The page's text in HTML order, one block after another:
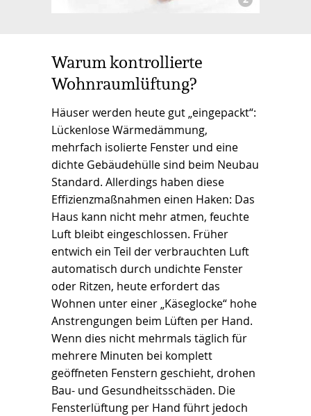
Warum kontrollierte
Wohnraumlüftung?
Häuser werden heute gut „eingepackt“:
Lückenlose Wärmedämmung,
mehrfach isolierte Fenster und eine
dichte Gebäudehülle sind beim Neubau
Standard. Allerdings haben diese
Effizienzmaßnahmen einen Haken: Das
Haus kann nicht mehr atmen, feuchte
Luft bleibt eingeschlossen. Früher
entwich ein Teil der verbrauchten Luft
automatisch durch undichte Fenster
oder Ritzen, heute erfordert das
Wohnen unter einer „Käseglocke“ hohe
Anstrengungen beim Lüften per Hand.
Wenn dies nicht mehrmals täglich für
mehrere Minuten bei komplett
geöffneten Fenstern geschieht, drohen
Bau- und Gesundheitsschäden. Die
Fensterlüftung per Hand führt jedoch